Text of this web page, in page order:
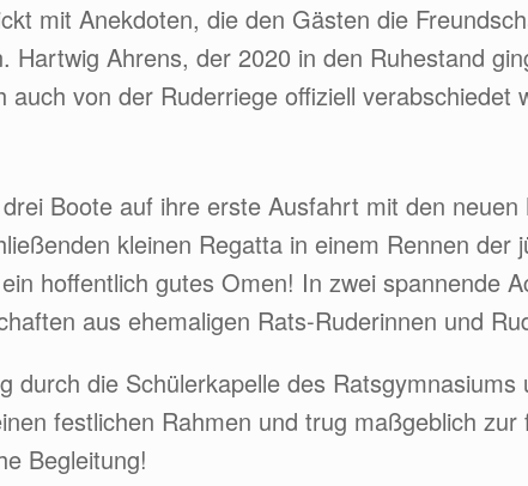
mit Anekdoten, die den Gästen die
Hartwig Ahrens, der 2020 in den Ruhestand
auch von der Ruderriege offiziell verabschiedet
Boote auf ihre erste Ausfahrt mit den
kleinen Regatta in einem Rennen
hoffentlich gutes Omen! In zwei spannende
aus ehemaligen Rats-Ruderinnen und
durch die Schülerkapelle des
festlichen Rahmen und trug maßgeblich
Begleitung!